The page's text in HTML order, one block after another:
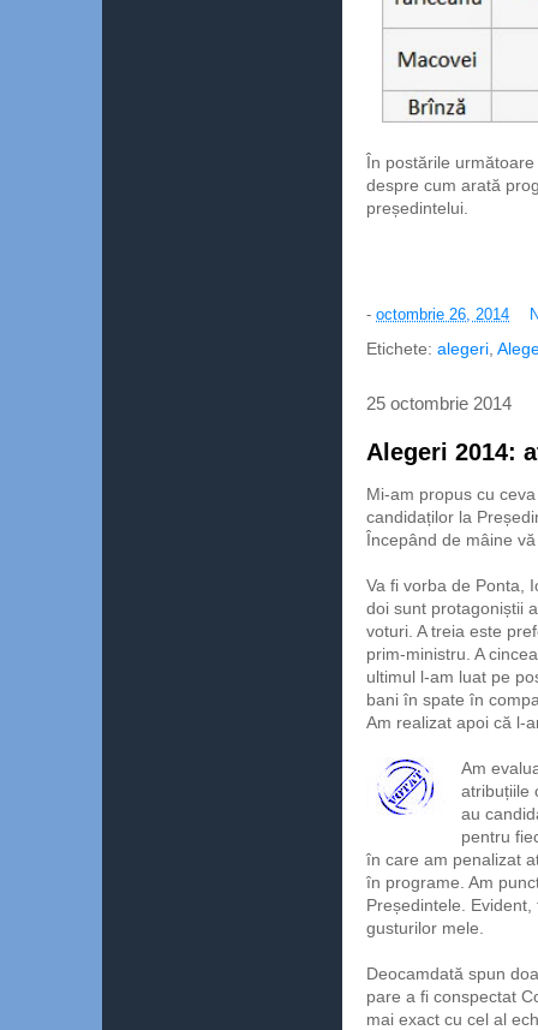
În postările
despre cum arată
președintelui.
- octombrie 26, 2014
Etichete: alegeri
25 octombrie 2014
Alegeri 2014:
Mi-am propus cu
candidaților la
Începând de mâine
Va fi vorba de Ponta,
doi sunt protagoniștii
voturi. A treia este
prim-ministru. A
ultimul l-am luat pe
bani în spate în
Am realizat apoi că l-
Am
atribuțiile
au
pentru
în care am penalizat
în programe. Am
Președintele.
gusturilor mele.
Deocamdată spun
pare a fi conspectat
mai exact cu cel al